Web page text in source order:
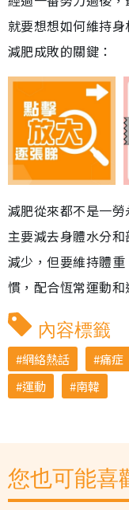
就要想想如何維持
減肥成敗的關鍵：
減肥從來都不是一
主要減去身體水分
減少，但要維持體
慣，配合恆常運動
內容標籤
網絡熱話 痛症
運動
南韓
您也可能喜